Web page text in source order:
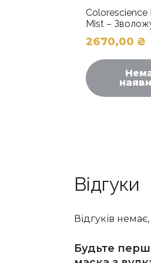
Colorescience
Mist –
2670,00 ₴
Відгуки
Відгуків
Будьте